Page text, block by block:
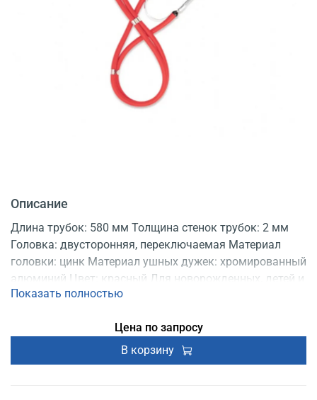
Описание
Длина трубок: 580 мм Толщина стенок трубок: 2 мм
Головка: двусторонняя, переключаемая Материал
головки: цинк Материал ушных дужек: хромированный
алюминий Цвет: красный Для новорожденных, детей и
взрослых Двойная система трубок Запасные ушные
Регистрационное удостоверение
Показать полностью
Цена по запросу
В корзину